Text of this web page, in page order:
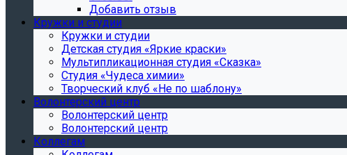
Добавить отзыв
Кружки и студии
Кружки и студии
Детская студия «Яркие краски»
Мультипликационная студия «Сказка»
Студия «Чудеса химии»
Творческий клуб «Не по шаблону»
Волонтерский центр
Волонтерский центр
Волонтерский центр
Коллегам